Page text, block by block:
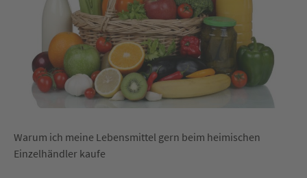
Warum ich meine Lebensmittel gern beim heimischen
Einzelhändler kaufe